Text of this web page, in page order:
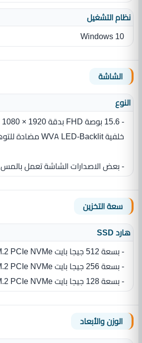
نظام التشغيل
Windows 10
الشاشة
النوع
خلفية WVA LED-Backlit مضادة للتوهج
- بعض الاصدارات الشاشة تعمل بالمس
سعة التخزين
هارد SSD
- بسعة 512 جيجا بايت M.2 PCIe NVMe
- بسعة 256 جيجا بايت M.2 PCIe NVMe
- بسعة 128 جيجا بايت M.2 PCIe NVMe
الوزن والأبعاد